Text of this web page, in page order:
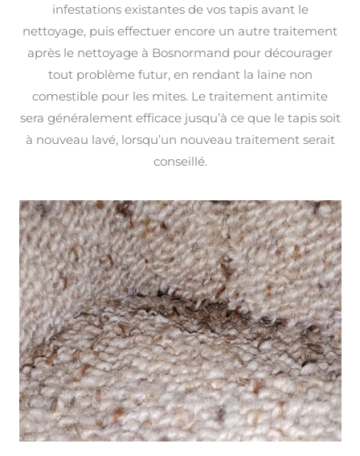
infestations existantes de vos tapis avant le
nettoyage, puis effectuer encore un autre traitement
après le nettoyage à Bosnormand pour décourager
tout problème futur, en rendant la laine non
comestible pour les mites. Le traitement antimite
sera généralement efficace jusqu’à ce que le tapis soit
à nouveau lavé, lorsqu’un nouveau traitement serait
conseillé.